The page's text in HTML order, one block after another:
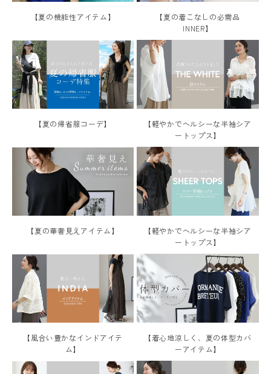
ファッション雑貨
会員ステージ特典プログラムについて
ご利用ガイド
【夏の機能性アイテム】
【夏の着こなしの必需品
INNER】
【夏の帰省服コーデ】
【軽やかでヘルシーな半袖シア
ートップス】
【夏の華奢見えアイテム】
【軽やかでヘルシーな半袖シア
ートップス】
【風合い豊かなインドアイテ
ム】
【着心地涼しく、夏の体型カバ
ーアイテム】